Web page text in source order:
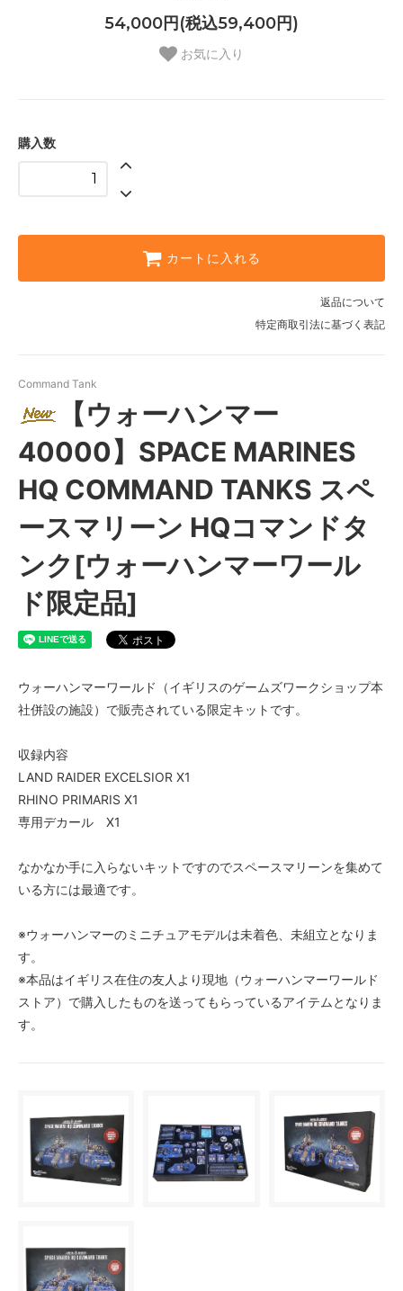
54,000円(税込59,400円)
お気に入り
購入数
カートに入れる
返品について
特定商取引法に基づく表記
Command Tank
【ウォーハンマー
40000】SPACE MARINES
HQ COMMAND TANKS スペ
ースマリーン HQコマンドタ
ンク[ウォーハンマーワール
ド限定品]
ウォーハンマーワールド（イギリスのゲームズワークショップ本
社併設の施設）で販売されている限定キットです。
収録内容
LAND RAIDER EXCELSIOR X1
RHINO PRIMARIS X1
専用デカール X1
なかなか手に入らないキットですのでスペースマリーンを集めて
いる方には最適です。
※ウォーハンマーのミニチュアモデルは未着色、未組立となりま
す。
※本品はイギリス在住の友人より現地（ウォーハンマーワールド
ストア）で購入したものを送ってもらっているアイテムとなりま
す。